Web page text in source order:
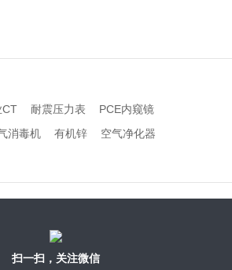
CT 耐震压力表
PCE内窥镜
消毒机 有机锌
空气净化器
扫一扫，关注微信